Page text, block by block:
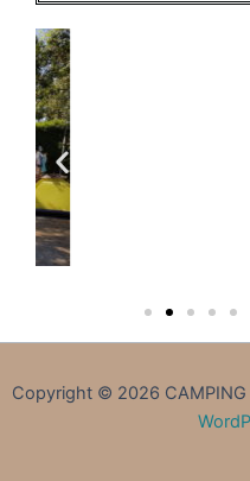
Mobil-
Copyright © 2026 CAMPING